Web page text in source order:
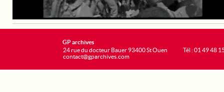
GP archives
24 rue du docteur Bauer 93400 St Ouen
contact@gparchives.com
Tél : 01 49 48